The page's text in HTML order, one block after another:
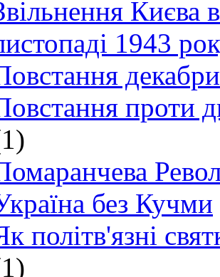
Києва
1943
проти
без Кучми
політв'язні